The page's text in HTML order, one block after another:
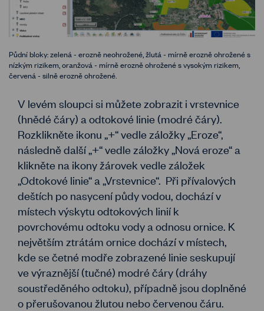
Půdní bloky: zelená - erozně neohrožené, žlutá - mírně erozně ohrožené s
nízkým rizikem, oranžová - mírně erozně ohrožené s vysokým rizikem,
červená - silně erozně ohrožené.
V levém sloupci si můžete zobrazit i vrstevnice
(hnědé čáry) a odtokové linie (modré čáry).
Rozklikněte ikonu „+“ vedle záložky „Eroze“,
následně další „+“ vedle záložky „Nová eroze“ a
klikněte na ikony žárovek vedle záložek
„Odtokové linie“ a „Vrstevnice“. Při přívalových
deštích po nasycení půdy vodou, dochází v
místech výskytu odtokových linií k
povrchovému odtoku vody a odnosu ornice. K
největším ztrátám ornice dochází v místech,
kde se četné modře zobrazené linie seskupují
ve výraznější (tučné) modré čáry (dráhy
soustředěného odtoku), případně jsou doplněné
o přerušovanou žlutou nebo červenou čáru.